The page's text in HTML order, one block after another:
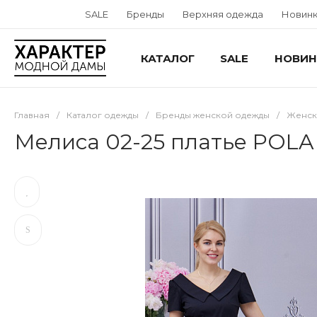
SALE Бренды Верхняя одежда
КАТАЛОГ SALE
Главная / Каталог одежды / Бренды женской одежды /
Мелиса 02-25 платье